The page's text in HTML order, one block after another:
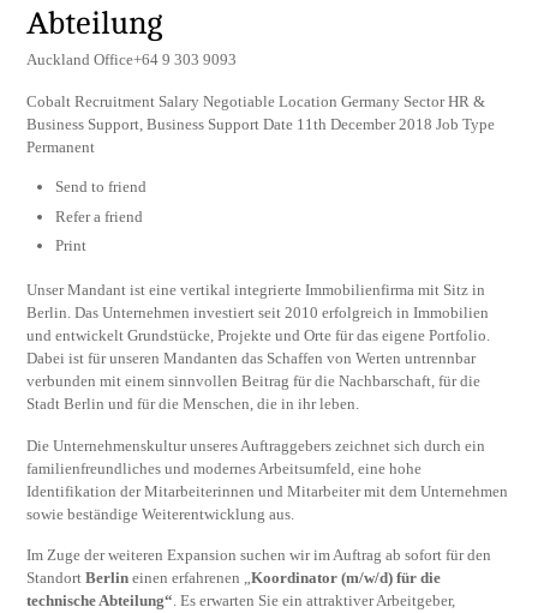
Abteilung
Auckland Office+64 9 303 9093
Cobalt Recruitment Salary Negotiable Location Germany Sector HR &
Business Support, Business Support Date 11th December 2018 Job Type
Permanent
Send to friend
Refer a friend
Print
Unser Mandant ist eine vertikal integrierte Immobilienfirma mit Sitz in
Berlin. Das Unternehmen investiert seit 2010 erfolgreich in Immobilien
und entwickelt Grundstücke, Projekte und Orte für das eigene Portfolio.
Dabei ist für unseren Mandanten das Schaffen von Werten untrennbar
verbunden mit einem sinnvollen Beitrag für die Nachbarschaft, für die
Stadt Berlin und für die Menschen, die in ihr leben.
Die Unternehmenskultur unseres Auftraggebers zeichnet sich durch ein
familienfreundliches und modernes Arbeitsumfeld, eine hohe
Identifikation der Mitarbeiterinnen und Mitarbeiter mit dem Unternehmen
sowie beständige Weiterentwicklung aus.
Im Zuge der weiteren Expansion suchen wir im Auftrag ab sofort für den
StandortBerlin einen erfahrenen „Koordinator (m/w/d) für die
technische Abteilung“. Es erwarten Sie ein attraktiver Arbeitgeber,